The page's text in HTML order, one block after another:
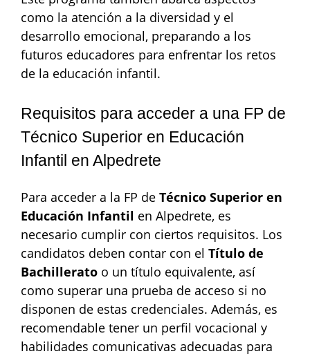
como la atención a la diversidad y el
desarrollo emocional, preparando a los
futuros educadores para enfrentar los retos
de la educación infantil.
Requisitos para acceder a una FP de
Técnico Superior en Educación
Infantil en Alpedrete
Para acceder a la FP de Técnico Superior en
Educación Infantil en Alpedrete, es
necesario cumplir con ciertos requisitos. Los
candidatos deben contar con el Título de
Bachillerato o un título equivalente, así
como superar una prueba de acceso si no
disponen de estas credenciales. Además, es
recomendable tener un perfil vocacional y
habilidades comunicativas adecuadas para